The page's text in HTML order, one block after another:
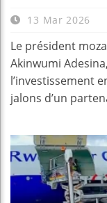
13 Mar 2026
Le président
Akinwumi
l’investissement
jalons d’un